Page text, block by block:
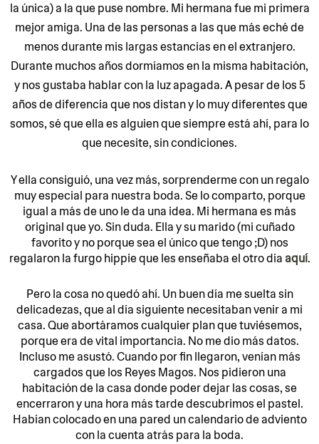
la única) a la que puse nombre. Mi hermana fue mi primera
mejor amiga. Una de las personas a las que más eché de
menos durante mis largas estancias en el extranjero.
Durante muchos años dormíamos en la misma habitación,
y nos gustaba hablar con la luz apagada. A pesar de los 5
años de diferencia que nos distan y lo muy diferentes que
somos, sé que ella es alguien que siempre está ahí, para lo
que necesite, sin condiciones.
Y ella consiguió, una vez más, sorprenderme con un regalo
muy especial para nuestra boda. Se lo comparto, porque
igual a más de uno le da una idea. Mi hermana es más
original que yo. Sin duda. Ella y su marido (mi cuñado
favorito y no porque sea el único que tengo ;D) nos
regalaron la furgo hippie que les enseñaba el otro día aquí.
Pero la cosa no quedó ahí. Un buen día me suelta sin
delicadezas, que al día siguiente necesitaban venir a mi
casa. Que abortáramos cualquier plan que tuviésemos,
porque era de vital importancia. No me dio más datos.
Incluso me asustó. Cuando por fin llegaron, venían más
cargados que los Reyes Magos. Nos pidieron una
habitación de la casa donde poder dejar las cosas, se
encerraron y una hora más tarde descubrimos el pastel.
Habían colocado en una pared un calendario de adviento
con la cuenta atrás para la boda.